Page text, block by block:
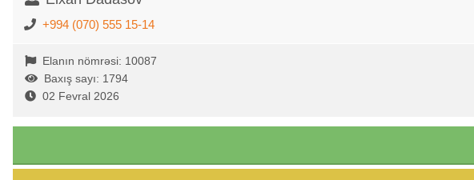
+994 (070) 555 15-14
Elanın nömrəsi: 10087
Baxış sayı: 1794
02 Fevral 2026